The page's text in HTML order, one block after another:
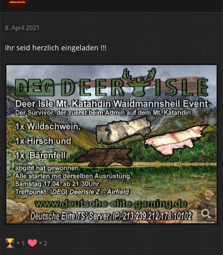
8. April 2021
Ihr seid herzlich eingeladen !!!
1 2